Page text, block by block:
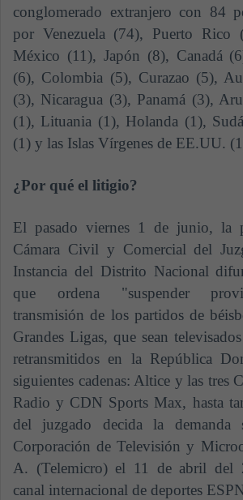
conglomerado extranjero con 84
por Venezuela (74), Puerto Rico
México (11), Japón (8), Canadá
(6), Colombia (5), Curazao (5),
(3), Nicaragua (3), Panamá (3),
(1), Lituania (1), Holanda (1),
(1) y las Islas Vírgenes de EE.UU.
¿Por qué el litigio?
El pasado viernes 1 de junio, la
Cámara Civil y Comercial del
Instancia del Distrito Nacional
que ordena "suspender
transmisión de los partidos de
Grandes Ligas, que sean
retransmitidos en la República
siguientes cadenas: Altice y las
Radio y CDN Sports Max, hasta
del juzgado decida la demanda
Corporación de Televisión y
A. (Telemicro) el 11 de abril del
canal internacional de deportes